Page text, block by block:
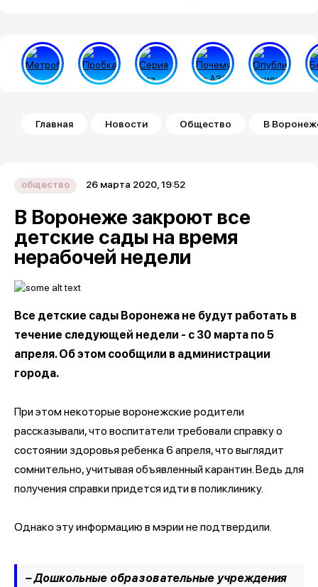
Строка навигации
Главная Новости Общество В
общество 26 марта 2020, 19:52
В Воронеже закроют все
детские сады на время
нерабочей недели
Все детские сады Воронежа не будут работать в
течение следующей недели - с 30 марта по 5
апреля. Об этом сообщили в администрации
города.
При этом некоторые воронежские родители
рассказывали, что воспитатели требовали справку о
состоянии здоровья ребенка 6 апреля, что выглядит
сомнительно, учитывая объявленный карантин. Ведь для
получения справки придется идти в поликлинику.
Однако эту информацию в мэрии не подтвердили.
– Дошкольные образовательные учреждения